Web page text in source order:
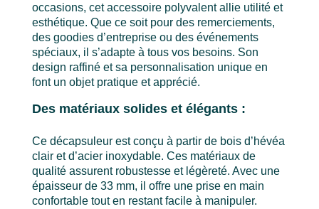
occasions, cet accessoire polyvalent allie utilité et
esthétique. Que ce soit pour des remerciements,
des goodies d’entreprise ou des événements
spéciaux, il s’adapte à tous vos besoins. Son
design raffiné et sa personnalisation unique en
font un objet pratique et apprécié.
Des matériaux solides et élégants :
Ce décapsuleur est conçu à partir de bois d’hévéa
clair et d’acier inoxydable. Ces matériaux de
qualité assurent robustesse et légèreté. Avec une
épaisseur de 33 mm, il offre une prise en main
confortable tout en restant facile à manipuler.